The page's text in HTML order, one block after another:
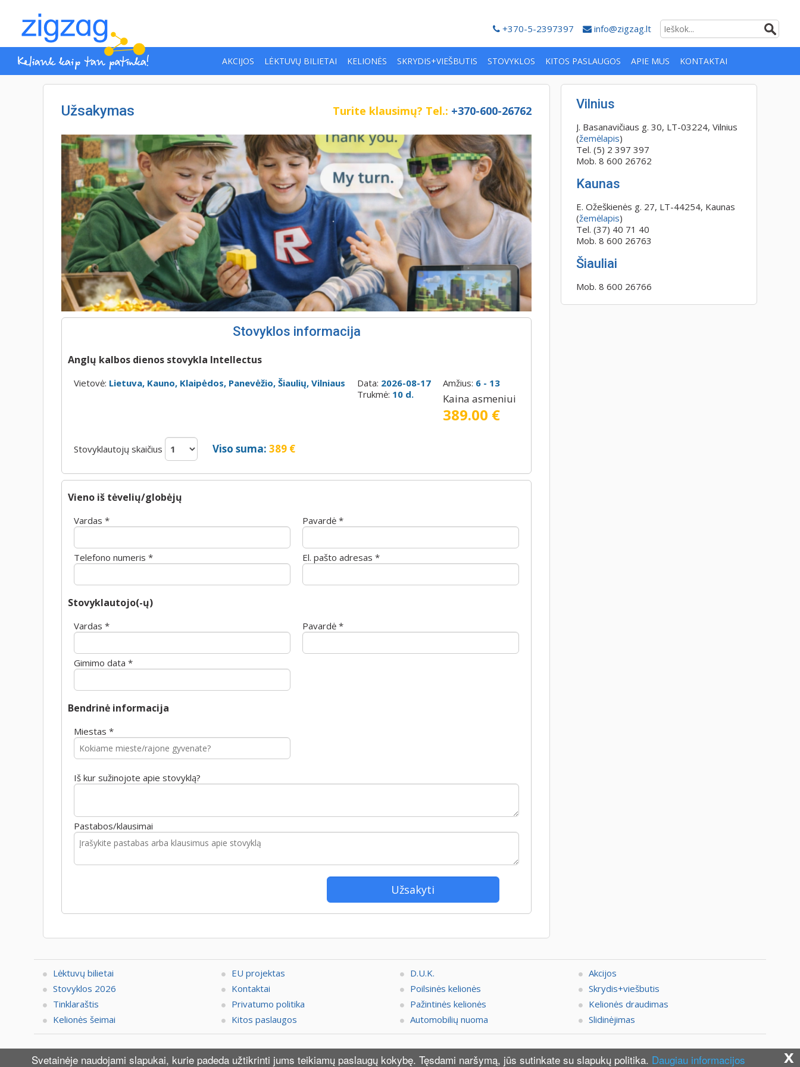
+370-5-2397397 info@zigzag.lt
AKCIJOS LĖKTUVŲ BILIETAI KELIONĖS SKRYDIS+VIEŠBUTIS STOVYKLOS KITOS PASLAUGOS APIE MUS KONTAKTAI
Užsakymas Turite klausimų? Tel.: +370-600-26762
Stovyklos informacija
Anglų kalbos dienos stovykla Intellectus
Vietovė: Lietuva, Kauno, Klaipėdos, Panevėžio, Šiaulių, Vilniaus Data: 2026-08-17
Trukmė: 10 d.
Amžius: 6 - 13
Kaina asmeniui
389.00 €
Stovyklautojų skaičius Viso suma: 389 €
Vieno iš tėvelių/globėjų
Vardas * Pavardė *
Telefono numeris * El. pašto adresas *
Stovyklautojo(-ų)
Vardas * Pavardė *
Gimimo data *
Bendrinė informacija
Miestas *
Iš kur sužinojote apie stovyklą?
Pastabos/klausimai
Vilnius
J. Basanavičiaus g. 30, LT-03224, Vilnius
(žemėlapis)
Tel. (5) 2 397 397
Mob. 8 600 26762
Kaunas
E. Ožeškienės g. 27, LT-44254, Kaunas
(žemėlapis)
Tel. (37) 40 71 40
Mob. 8 600 26763
Šiauliai
Mob. 8 600 26766
Lėktuvų bilietai EU projektas D.U.K.
Akcijos
Stovyklos 2026
Kontaktai Poilsinės kelionės
Skrydis+viešbutis
Tinklaraštis
Privatumo politika Pažintinės kelionės
Kelionės draudimas
Kelionės šeimai
Kitos paslaugos Automobilių nuoma Slidinėjimas
© 2026 UAB "Zigzag Travel". Visą informaciją dėl bilietų ir kelionių programų, datų, kainų, sąlygų rekomenduojame pasitikslinti su Zigzag.lt konsultantais. x
Svetainėje naudojami slapukai, kurie padeda užtikrinti jums teikiamų paslaugų kokybę. Tęsdami naršymą, jūs sutinkate su slapukų politika. Daugiau informacijos